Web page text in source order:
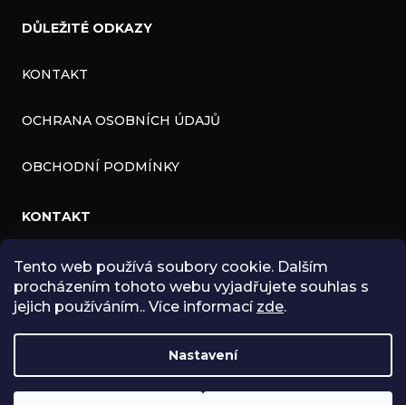
Tento web používá soubory cookie. Dalším
procházením tohoto webu vyjadřujete souhlas s
jejich používáním.. Více informací zde.
Nastavení
DŮLEŽITÉ ODKAZY
KONTAKT
OCHRANA OSOBNÍCH ÚDAJŮ
OBCHODNÍ PODMÍNKY
KONTAKT
INFO@ZNK.CZ
HTTPS://WWW.FACEBOOK.COM/ZNKSHOP
ZNKSHOP